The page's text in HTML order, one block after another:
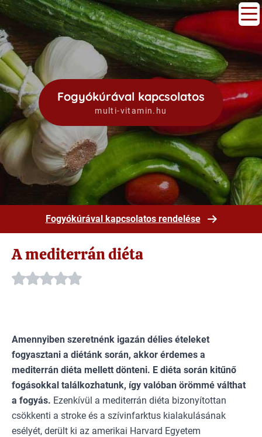
Fogyókúrával kapcsolatos
multi-vitamin.hu
Fogyókúrával kapcsolatos rendelése
A mediterrán diéta
Amennyiben szeretnénk igazán délies ételeket
fogyasztani a diétánk során, akkor érdemes a
mediterrán diéta mellett dönteni. E diéta során kitűnő
fogásokkal találkozhatunk, így valóban örömmé válthat
a fogyás. Ezenkívül a mediterrán diéta bizonyítottan
csökkenti a stroke és a szívinfarktus kialakulásának
esélyét, derült ki az amerikai Harvard Egyetem